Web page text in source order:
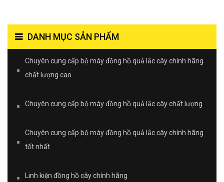
DANH MỤC SẢN PHẨM
Chuyên cung cấp bộ máy đồng hồ quả lắc cây chính hãng
chất lượng cao
Chuyên cung cấp bộ máy đồng hồ quả lắc cây chất lượng
Chuyên cung cấp bộ máy đồng hồ quả lắc cây chính hãng
tốt nhất
Linh kiện đồng hồ cây chính hãng